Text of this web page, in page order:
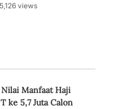
5,126 views
Manfaat Haji
ke 5,7 Juta Calon